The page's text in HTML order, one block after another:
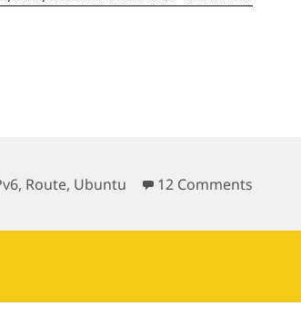
之旅 (3)
, Route, Ubuntu 12 Comments